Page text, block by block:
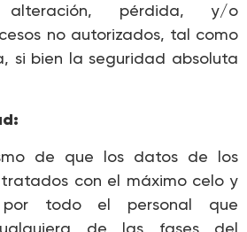
pérdida, y/o
no autorizados, tal como
si bien la seguridad absoluta
de que los datos de los
con el máximo celo y
por todo el personal que
de las fases del